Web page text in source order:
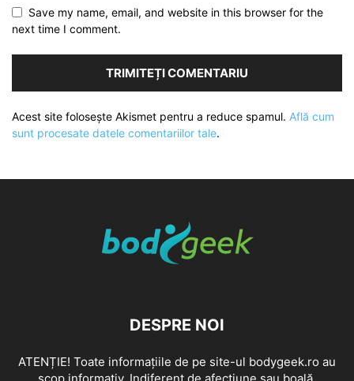
Save my name, email, and website in this browser for the
next time I comment.
Acest site folosește Akismet pentru a reduce spamul. Află cum
sunt procesate datele comentariilor tale.
DESPRE NOI
ATENȚIE! Toate informațiile de pe site-ul bodygeek.ro au